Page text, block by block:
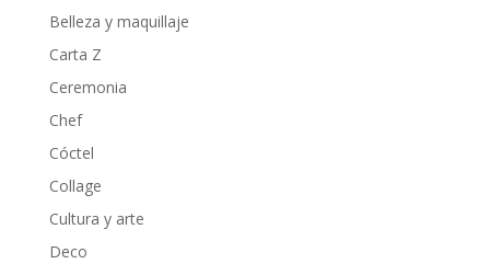
Belleza y maquillaje
Carta Z
Ceremonia
Chef
Cóctel
Collage
Cultura y arte
Deco